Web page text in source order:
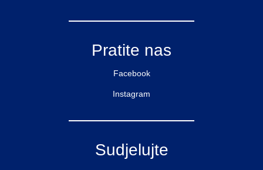
Pratite nas
Facebook
Instagram
Sudjelujte